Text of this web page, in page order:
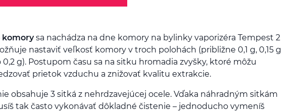
komorysa nachádza na dne komory na bylinky vaporizéra Tempest 2
nastaviť veľkosť komory v troch polohách (približne 0,1 g, 0,15 g
0,2 g). Postupom času sa na sitku hromadia zvyšky, ktoré môžu
prietok vzduchu a znižovať kvalitu extrakcie.
obsahuje 3 sitká z nehrdzavejúcej ocele. Vďaka náhradným sitkám
tak často vykonávať dôkladné čistenie – jednoducho vymeníš